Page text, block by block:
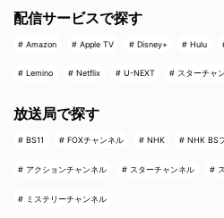
配信サービスで探す
Amazon Apple TV Disney+ Hulu
Lemino Netflix U-NEXT スターチャ
放送局で探す
BS11 FOXチャンネル NHK NHK BS
アクションチャンネル スターチャンネル
ミステリーチャンネル